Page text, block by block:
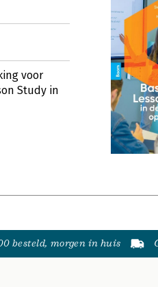
voor
Study in
besteld, morgen in huis